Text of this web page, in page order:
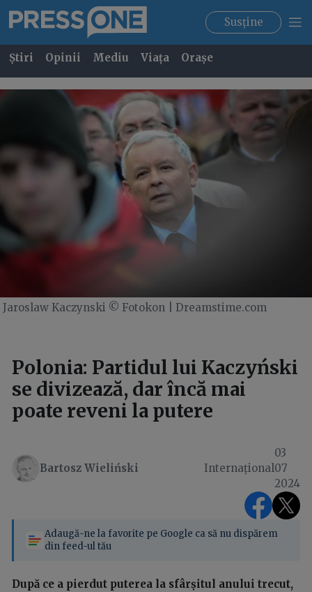
Susține
Știri Opinii Mediu Viața Orașe
Jaroslaw Kaczynski © Fotokon | Dreamstime.com
Polonia: Partidul lui Kaczyński
se divizează, dar încă mai
poate reveni la putere
Bartosz Wieliński Internațional
03
07
2024
Adaugă-ne la favorite pe Google ca să nu dispărem
din feed-ul tău
După ce a pierdut puterea la sfârșitul anului trecut,